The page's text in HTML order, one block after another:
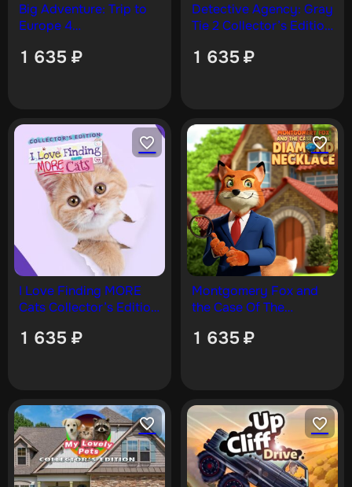
Big Adventure: Trip to
Europe 4
1 635 ₽
Detective Agency: Gray
Tie 2 Collector’s Edition
1 635 ₽
I Love Finding MORE
Cats Collector’s Edition
1 635 ₽
Montgomery Fox and
the Case Of The
1 635 ₽